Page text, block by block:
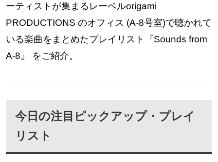
ーティストが集まるレーベルorigami
PRODUCTIONS のオフィス (A-8号室)で聴かれて
いる楽曲をまとめたプレイリスト『Sounds from
A-8』 をご紹介。
今日の注目ピックアップ・プレイ
リスト